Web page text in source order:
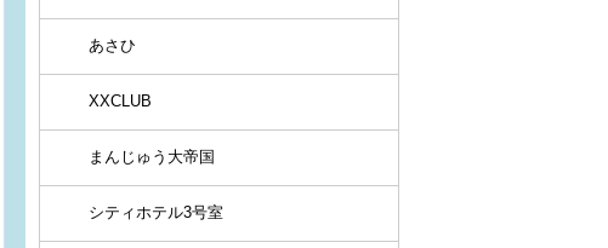
あさひ
XXCLUB
まんじゅう大帝国
シティホテル3号室